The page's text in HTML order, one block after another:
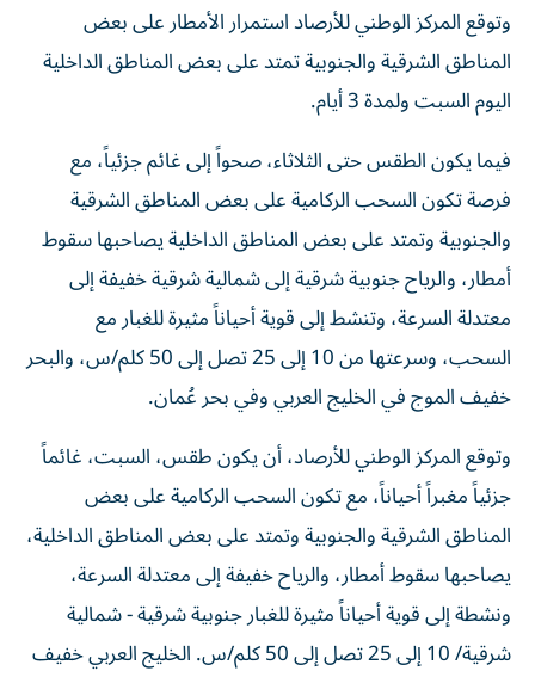
وتوقع المركز الوطني للأرصاد استمرار الأمطار على بعض
المناطق الشرقية والجنوبية تمتد على بعض المناطق الداخلية
اليوم السبت ولمدة 3 أيام.
فيما يكون الطقس حتى الثلاثاء، صحواً إلى غائم جزئياً، مع
فرصة تكون السحب الركامية على بعض المناطق الشرقية
والجنوبية وتمتد على بعض المناطق الداخلية يصاحبها سقوط
أمطار، والرياح جنوبية شرقية إلى شمالية شرقية خفيفة إلى
معتدلة السرعة، وتنشط إلى قوية أحياناً مثيرة للغبار مع
السحب، وسرعتها من 10 إلى 25 تصل إلى 50 كلم/س، والبحر
خفيف الموج في الخليج العربي وفي بحر عُمان.
وتوقع المركز الوطني للأرصاد، أن يكون طقس، السبت، غائماً
جزئياً مغبراً أحياناً، مع تكون السحب الركامية على بعض
المناطق الشرقية والجنوبية وتمتد على بعض المناطق الداخلية،
يصاحبها سقوط أمطار، والرياح خفيفة إلى معتدلة السرعة،
ونشطة إلى قوية أحياناً مثيرة للغبار جنوبية شرقية - شمالية
شرقية/ 10 إلى 25 تصل إلى 50 كلم/س. الخليج العربي خفيف